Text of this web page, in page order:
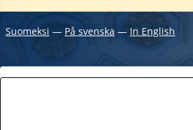
Suomeksi ― På svenska ― In English